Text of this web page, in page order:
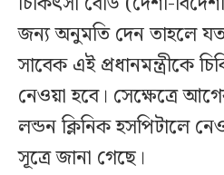
জন্য অনুমতি দেন তাহলে
সাবেক এই প্রধানমন্ত্রীকে
নেওয়া হবে। সেক্ষেত্রে
লন্ডন ক্লিনিক হসপিটালে
সূত্রে জানা গেছে।